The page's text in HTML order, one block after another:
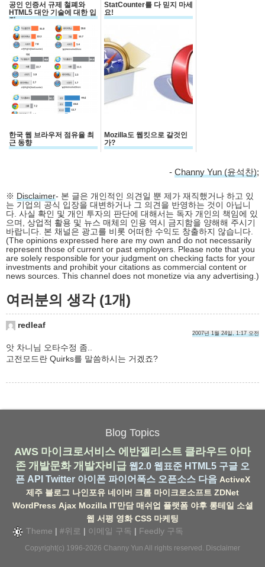
공인 인증서 규제 철폐와
HTML5 대안 기술에 대한 입
장
StatCounter를 다 믿지 마세
요!
한국 웹 브라우저 점유율 최
근 동향
Mozilla도 웹킷으로 갈것인
가?
- Channy Yun (윤석찬);
※ Disclaimer- 본 글은 개인적인 의견일 뿐 제가 재직했거나 하고 있
는 기업의 공식 입장을 대변하거나 그 의견을 반영하는 것이 아닙니
다. 사실 확인 및 개인 투자의 판단에 대해서는 독자 개인의 책임에 있
으며, 상업적 활용 및 뉴스 매체의 인용 역시 금지함을 양해해 주시기
바랍니다. 본 채널은 광고를 비롯 어떠한 수익도 창출하지 않습니다.
(The opinions expressed here are my own and do not necessarily
represent those of current or past employers. Please note that you
are solely responsible for your judgment on checking facts for your
investments and prohibit your citations as commercial content or
news sources. This channel does not monetize via any advertising.)
여러분의 생각 (1개)
redleaf
2007년 1월 24일, 1:17 오전
앗 차니님 오타수정 좀..
고전모드란 Quirks를 말씀하시는 거겠죠?
Blog Topics
AWS 마이크로서비스 에반젤리스트 클라우드 아마
존 개발문화 개발자비급 웹2.0 웹표준 HTML5 구글 오
픈 API Twitter 아이폰 파이어폭스 오픈소스 다음 ActiveX
제주 블로그 나인포유 네이버 크롬 마이크로소프트 ZDNet
WordPress Ajax Mozilla IT만담 매쉬업 플랫폼 야후 롱테일 소셜
웹 서평 영화 CSS 마케팅
Theme | #위로 | 이메일 구독 | Feedly 구독
Copyright(c) 1996-2026 Channy Yun All rights reserved. Disclaimer